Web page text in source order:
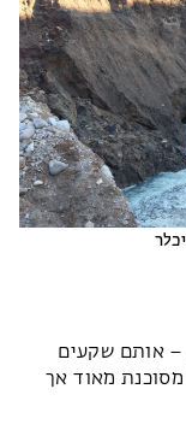
– אותם שקעים
מאוד אך